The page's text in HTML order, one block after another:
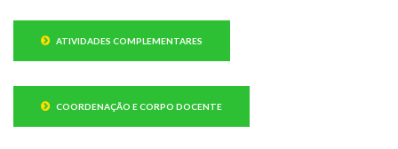
ATIVIDADES COMPLEMENTARES
COORDENAÇÃO E CORPO DOCENTE